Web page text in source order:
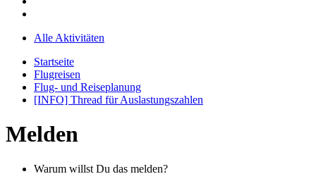
Alle Aktivitäten
Startseite
Flugreisen
Flug- und Reiseplanung
[INFO] Thread für Auslastungszahlen
Melden
Warum willst Du das melden?